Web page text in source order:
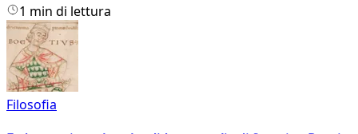
1 min di lettura
Filosofia